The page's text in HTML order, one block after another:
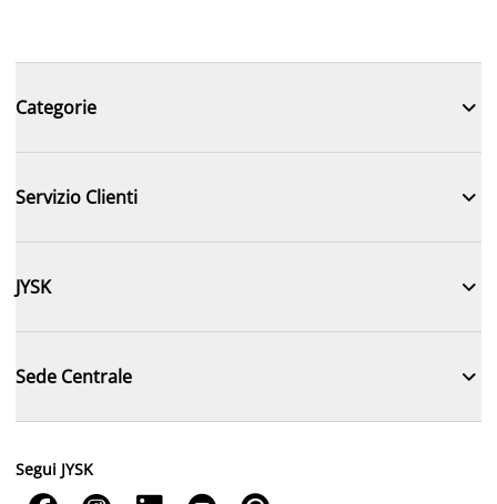
Categorie 
Servizio Clienti 
JYSK 
Sede Centrale 
Segui JYSK